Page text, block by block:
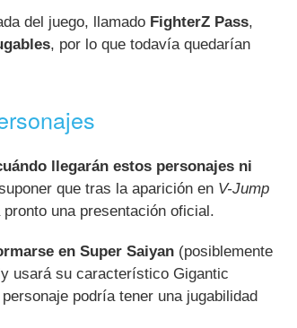
del juego, llamado FighterZ Pass,
, por lo que todavía quedarían
llegarán estos personajes ni
que tras la aparición en V-Jump
una presentación oficial.
en Super Saiyan (posiblemente
usará su característico Gigantic
podría tener una jugabilidad